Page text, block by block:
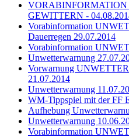
VORABINFORMATION
GEWITTERN -
Vorabinformation
Dauerregen 29.07.2014
Vorabinformation
Unwetterwarnung
Vorwarnung
21.07.2014
Unwetterwarnung
WM-Tippspiel mit der FF
Aufhebung
Unwetterwarnung
Vorabinformation